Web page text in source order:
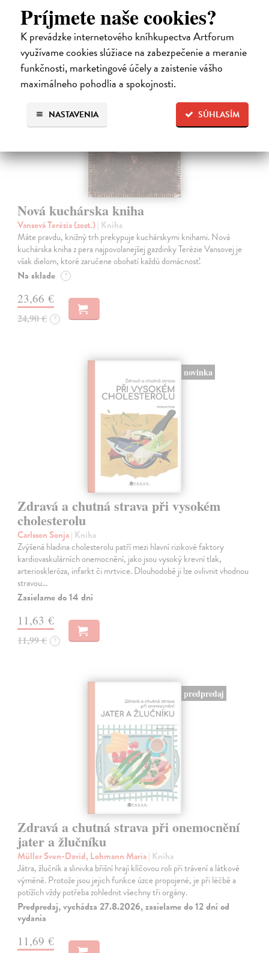
Príjmete naše cookies?
K prevádzke internetového kníhkupectva Artforum
využívame cookies slúžiace na zabezpečenie a meranie
funkčnosti, marketingové účely a zaistenie vášho
maximálneho pohodlia a spokojnosti.
SÚHLASÍM
NASTAVENIA
16,99 € ?
na sklade
Nová kuchárska kniha
Vansová Terézia (zost.)| Kniha
Máte pravdu, knižný trh prekypuje kuchárskymi knihami. Nová
kuchárska kniha z pera najpovolanejšej gazdinky Terézie Vansovej je
však dielom, ktoré zaručene obohatí každú domácnosť.
Na sklade ?
23,66 €
24,90 € ?
novinka
Zdravá a chutná strava při vysokém
cholesterolu
Carlsson Sonja| Kniha
Zvýšená hladina cholesterolu patří mezi hlavní rizikové faktory
kardiovaskulárních onemocnění, jako jsou vysoký krevní tlak,
arterioskleróza, infarkt či mrtvice. Dlouhodobě ji lze ovlivnit vhodnou
stravou…
Zasielame do 14 dní
11,63 €
11,99 € ?
predpredaj
Zdravá a chutná strava při onemocnění
jater a žlučníku
Müller Sven-David, Lohmann Maria| Kniha
Játra, žlučník a slinivka břišní hrají klíčovou roli při trávení a látkové
výměně. Protože jsou jejich funkce úzce propojené, je při léčbě a
potížích vždy potřeba zohlednit všechny tři orgány.
Predpredaj, vychádza 27.8.2026, zasielame do 12 dní od
vydania
11,69 €